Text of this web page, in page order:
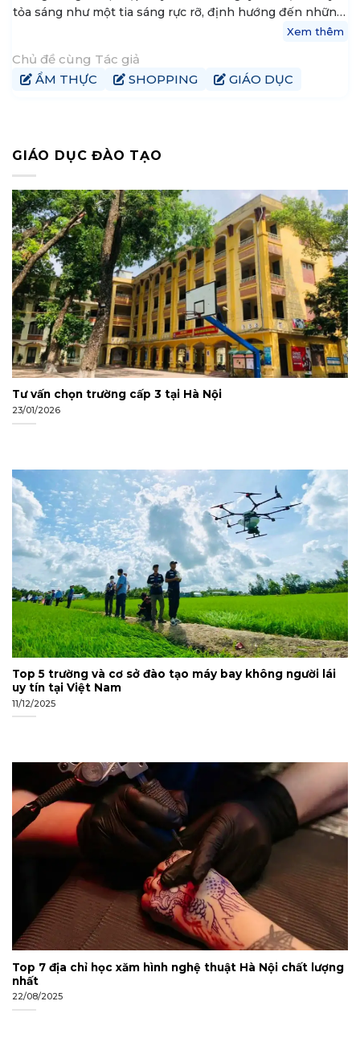
tỏa sáng như một tia sáng rực rỡ, định hướng đến những
nguyên tắc vững vàng của tri thức và khát vọng thành
tophanoiaz.com, nơi cô góp phần xây dựng và chia sẻ
kiến thức đến cộng đồng mạng.
Xem thêm
Chủ đề cùng Tác giả
ẨM THỰC
SHOPPING GIÁO DỤC
GIÁO DỤC ĐÀO TẠO
Tư vấn chọn trường cấp 3 tại Hà Nội
23/01/2026
Top 5 trường và cơ sở đào tạo máy bay không người lái
uy tín tại Việt Nam
11/12/2025
Top 7 địa chỉ học xăm hình nghệ thuật Hà Nội chất lượng
nhất
22/08/2025